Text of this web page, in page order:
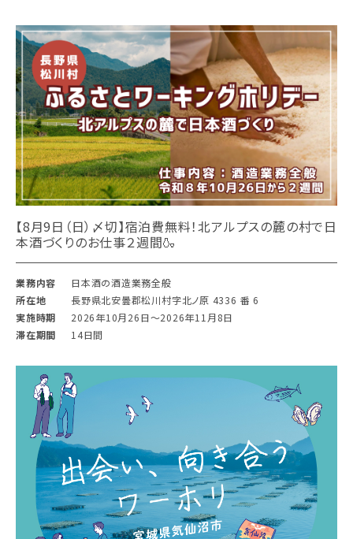
【8月9日（日）〆切】宿泊費無料！北アルプスの麓の村で日
本酒づくりのお仕事２週間🍶
業務内容
日本酒の酒造業務全般
所在地
長野県北安曇郡松川村字北ノ原 4336 番 6
実施時期
2026年10月26日〜2026年11月8日
滞在期間
14日間